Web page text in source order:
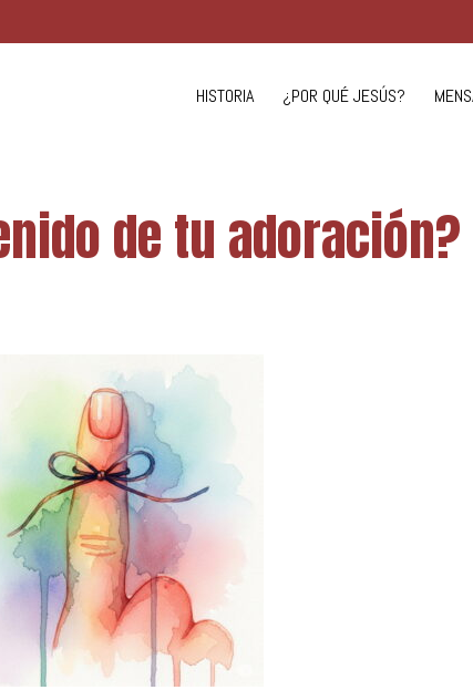
HISTORIA ¿POR QUÉ JESÚS?
de tu adoración?